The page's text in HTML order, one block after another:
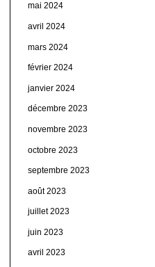
mai 2024
avril 2024
mars 2024
février 2024
janvier 2024
décembre 2023
novembre 2023
octobre 2023
septembre 2023
août 2023
juillet 2023
juin 2023
avril 2023